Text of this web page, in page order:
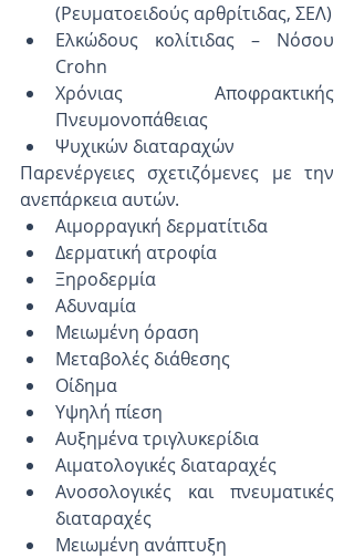
Ελκώδους κολίτιδας – Νόσου
Crohn
Χρόνιας Αποφρακτικής
Πνευμονοπάθειας
Ψυχικών διαταραχών
Παρενέργειες σχετιζόμενες με την
ανεπάρκεια αυτών.
Αιμορραγική δερματίτιδα
Δερματική ατροφία
Ξηροδερμία
Αδυναμία
Μειωμένη όραση
Μεταβολές διάθεσης
Οίδημα
Υψηλή πίεση
Αυξημένα τριγλυκερίδια
Αιματολογικές διαταραχές
Ανοσολογικές και πνευματικές
διαταραχές
Μειωμένη ανάπτυξη